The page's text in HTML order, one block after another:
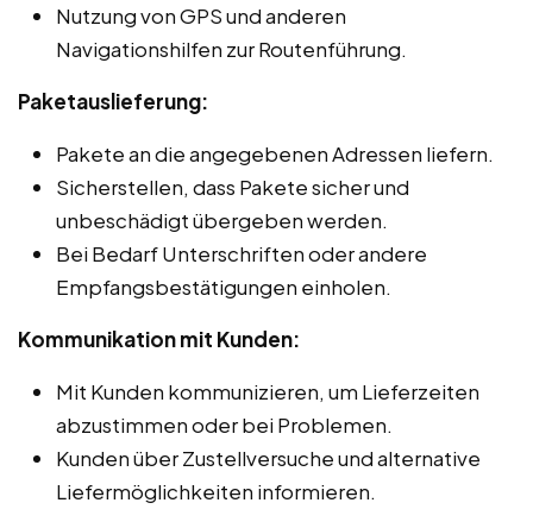
Nutzung von GPS und anderen
Navigationshilfen zur Routenführung.
Paketauslieferung:
Pakete an die angegebenen Adressen liefern.
Sicherstellen, dass Pakete sicher und
unbeschädigt übergeben werden.
Bei Bedarf Unterschriften oder andere
Empfangsbestätigungen einholen.
Kommunikation mit Kunden:
Mit Kunden kommunizieren, um Lieferzeiten
abzustimmen oder bei Problemen.
Kunden über Zustellversuche und alternative
Liefermöglichkeiten informieren.